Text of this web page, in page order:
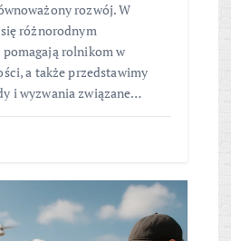
rozwój. W
różnorodnym
rolnikom w
a także przedstawimy
i wyzwania związane…